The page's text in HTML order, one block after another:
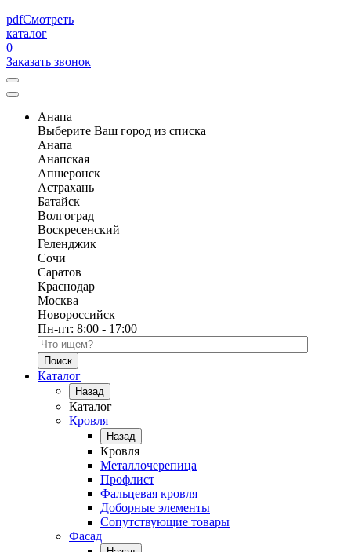
pdfСмотреть
каталог
0
Заказать звонок
Анапа
Выберите Ваш город из списка
Анапа
Анапская
Апшеронск
Астрахань
Батайск
Волгоград
Воскресенский
Геленджик
Сочи
Саратов
Краснодар
Москва
Новороссийск
Пн-пт: 8:00 - 17:00
Поиск по каталогу
Каталог
Назад
Каталог
Кровля
Назад
Кровля
Металлочерепица
Профлист
Фальцевая кровля
Доборные элементы
Сопутствующие товары
Фасад